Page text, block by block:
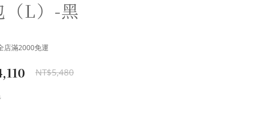
（L）-黑
店滿2000免運
NT$5,480